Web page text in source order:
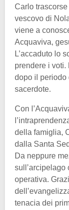
Carlo
vescovo di
viene a
Acquaviva,
L’accaduto lo
prendere i voti.
dopo il periodo
sacerdote.
Con
della famiglia,
dalla Santa
Da neppure
sull’arcipelago
operativa.
tenacia dei